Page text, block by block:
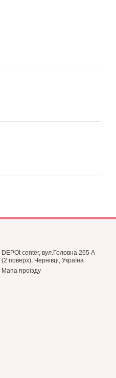
DEPOt center, вул.Головна 265 А
(2 поверх), Чернівці, Україна
Мапа проїзду